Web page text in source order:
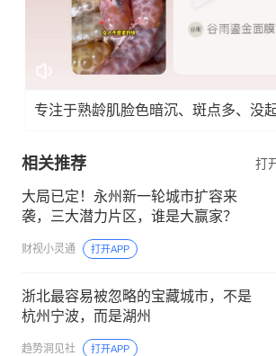
专注于熟龄肌脸色暗沉、斑点多、没
相关推荐 打
大局已定！永州新一轮城市扩容来
袭，三大潜力片区，谁是大赢家？
财视小灵通 打开APP
浙北最容易被忽略的宝藏城市，不是
杭州宁波，而是湖州
趋势洞见社 打开APP